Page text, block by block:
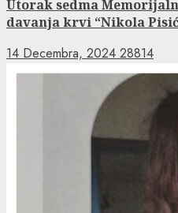
Utorak sedma
davanja krvi “Nikola
14 Decembra, 2024 28814